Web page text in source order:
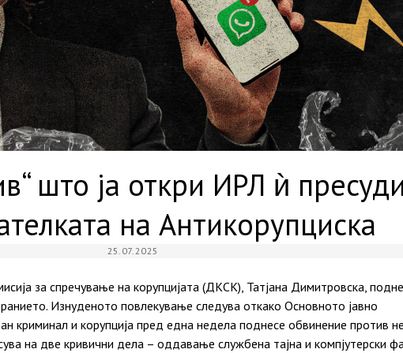
што ја откри ИРЛ ѝ
на Антикорупциска
25.07.2025
за спречување на корупцијата (ДКСК), Татјана Димитровска,
Изнуденото повлекување следува откако Основното јавно
криминал и корупција пред една недела поднесе обвинение против
на две кривични дела – оддавање службена тајна и компјутерски